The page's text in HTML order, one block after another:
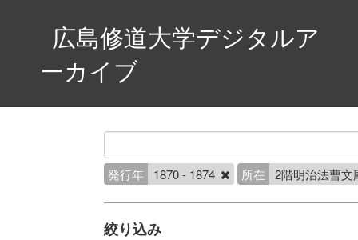
広島修道大学デジタルア
ーカイブ
発行年 1870 - 1874 所在 2階明治法曹
絞り込み